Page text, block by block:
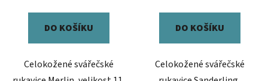
DO KOŠÍKU
Celokožené svářečské
DO KOŠÍKU
Celokožené svářečské